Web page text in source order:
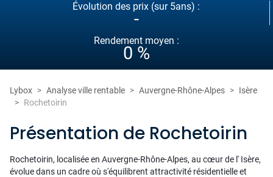
Évolution des prix (sur 5ans) :
-
Rendement moyen :
0 %
Lybox Analyse ville rentable Auvergne-Rhône-Alpes
Isère
Rochetoirin
Présentation de Rochetoirin
Rochetoirin, localisée en Auvergne-Rhône-Alpes, au cœur de l' Isère,
évolue dans un cadre où s'équilibrent attractivité résidentielle et